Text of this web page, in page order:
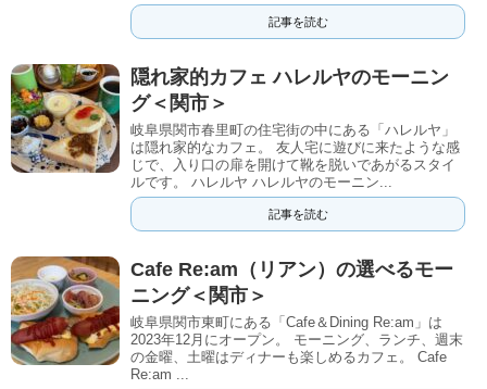
記事を読む
隠れ家的カフェ ハレルヤのモーニン
グ＜関市＞
岐阜県関市春里町の住宅街の中にある「ハレルヤ」
は隠れ家的なカフェ。 友人宅に遊びに来たような感
じで、入り口の扉を開けて靴を脱いであがるスタイ
ルです。 ハレルヤ ハレルヤのモーニン...
記事を読む
Cafe Re:am（リアン）の選べるモー
ニング＜関市＞
岐阜県関市東町にある「Cafe＆Dining Re:am」は
2023年12月にオープン。 モーニング、ランチ、週末
の金曜、土曜はディナーも楽しめるカフェ。 Cafe
Re:am ...